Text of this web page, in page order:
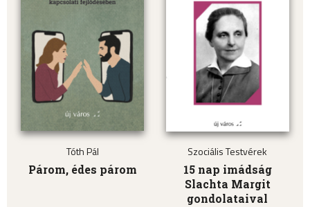
Tóth Pál
Párom, édes párom
Szociális Testvérek
15 nap imádság
Slachta Margit
gondolataival